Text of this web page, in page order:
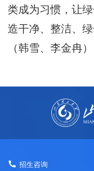
类成为习惯，让
造干净、整洁、
（韩雪、 李金冉）
招生咨询